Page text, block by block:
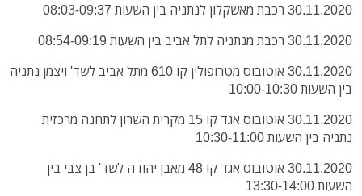
30.11.2020 רכבת מאשקלון לנתניה בין השעות 08:03-09:37
30.11.2020 רכבת מנתניה לתל אביב בין השעות 08:54-09:19
30.11.2020 אוטובוס מטרופולין קו 610 מתל אביב לשד' ויצמן נתניה
בין השעות 10:00-10:30
30.11.2020 אוטובוס אגד קו 15 מקרית השרון לתחנה מרכזית
נתניה בין השעות 10:30-11:00
30.11.2020 אוטובוס אגד קו 48 מאבן יהודה לשד' בן צבי בין
השעות 13:30-14:00